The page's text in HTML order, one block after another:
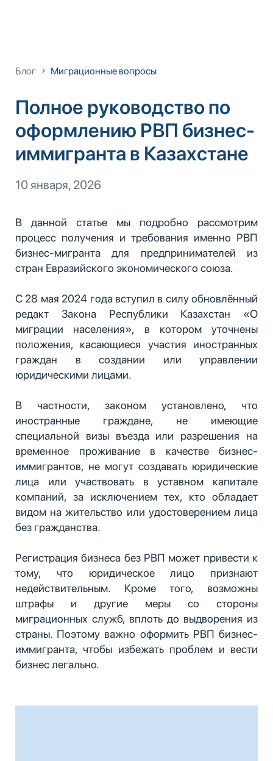
Блог Миграционные вопросы
Полное руководство по
оформлению РВП бизнес-
иммигранта в Казахстане
10 января, 2026
В данной статье мы подробно рассмотрим
процесс получения и требования именно РВП
бизнес-мигранта для предпринимателей из
стран Евразийского экономического союза.
С 28 мая 2024 года вступил в силу обновлённый
редакт Закона Республики Казахстан «О
миграции населения», в котором уточнены
положения, касающиеся участия иностранных
граждан в создании или управлении
юридическими лицами.
В частности, законом установлено, что
иностранные граждане, не имеющие
специальной визы въезда или разрешения на
временное проживание в качестве бизнес-
иммигрантов, не могут создавать юридические
лица или участвовать в уставном капитале
компаний, за исключением тех, кто обладает
видом на жительство или удостоверением лица
без гражданства.
Регистрация бизнеса без РВП может привести к
тому, что юридическое лицо признают
недействительным. Кроме того, возможны
штрафы и другие меры со стороны
миграционных служб, вплоть до выдворения из
страны. Поэтому важно оформить РВП бизнес-
иммигранта, чтобы избежать проблем и вести
бизнес легально.